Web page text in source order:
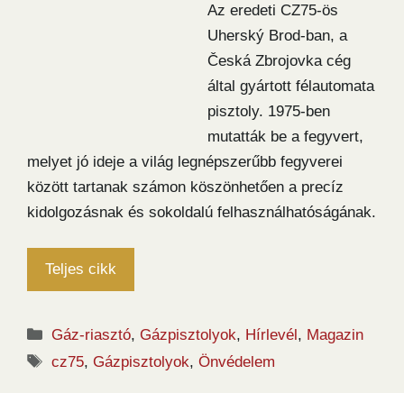
Az eredeti CZ75-ös
Uherský Brod-ban, a
Česká Zbrojovka cég
által gyártott félautomata
pisztoly. 1975-ben
mutatták be a fegyvert,
melyet jó ideje a világ legnépszerűbb fegyverei
között tartanak számon köszönhetően a precíz
kidolgozásnak és sokoldalú felhasználhatóságának.
Teljes cikk
Kategória
Gáz-riasztó, Gázpisztolyok, Hírlevél , Magazin
Címkék
cz75, Gázpisztolyok,Önvédelem